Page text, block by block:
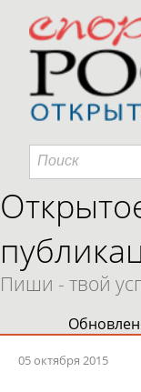
Пиши - твой
05 октября 2015